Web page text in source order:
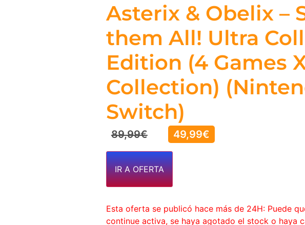
Asterix & Obelix –
them All! Ultra
Edition (4 Games
Collection)
Switch)
89,99€ 49,99€
IR A OFERTA
Esta oferta se publicó hace más de 24H: Puede
continue activa, se haya agotado el stock o haya